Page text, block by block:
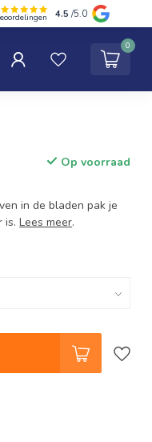
4.5 /5.0
0
Contact
Op voorraad
in de bladen pak je
is.Lees meer.